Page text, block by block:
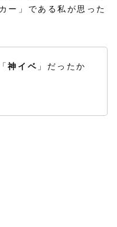
ー」である私が思った
神イベ 」だったか